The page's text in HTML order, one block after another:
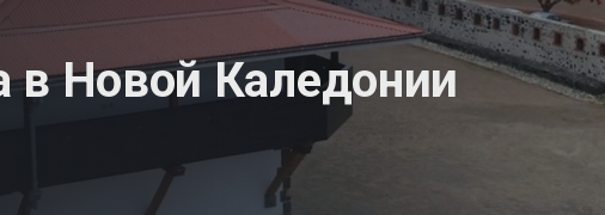
в Новой Каледонии